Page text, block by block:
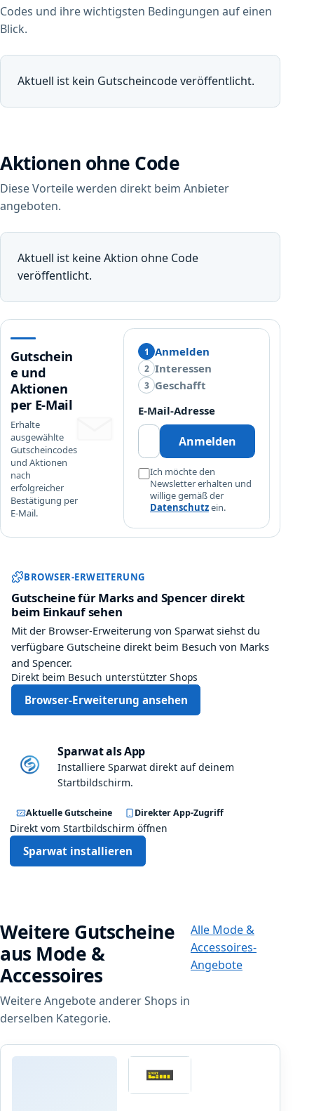
Codes und ihre wichtigsten Bedingungen auf einen
Blick.
Aktuell ist kein Gutscheincode veröffentlicht.
Aktionen ohne Code
Diese Vorteile werden direkt beim Anbieter
angeboten.
Aktuell ist keine Aktion ohne Code
veröffentlicht.
Gutschein
e und
Aktionen
per E-Mail
Erhalte
ausgewählte
Gutscheincodes
und Aktionen
nach
erfolgreicher
Bestätigung per
E-Mail.
1 Anmelden
2 Interessen
3 Geschafft
E-Mail-Adresse
Anmelden
Ich möchte den
Newsletter erhalten und
willige gemäß der
Datenschutzein.
Sparwat Browser-Erweiterung und
BROWSER-ERWEITERUNG
Gutscheine für Marks and Spencer direkt
beim Einkauf sehen
Mit der Browser-Erweiterung von Sparwat siehst du
verfügbare Gutscheine direkt beim Besuch von Marks
and Spencer.
Direkt beim Besuch unterstützter Shops
Browser-Erweiterung ansehen
Sparwat als App
Installiere Sparwat direkt auf deinem
Startbildschirm.
Aktuelle Gutscheine Direkter App-Zugriff
Direkt vom Startbildschirm öffnen
Sparwat installieren
Weitere Gutscheine
aus Mode &
Accessoires
Weitere Angebote anderer Shops in
derselben Kategorie.
Alle Mode &
Accessoires-
Angebote